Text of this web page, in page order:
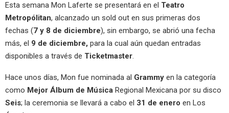
Esta semana Mon Laferte se presentará en el Teatro
Metropólitan, alcanzado un sold out en sus primeras dos
fechas (7 y 8 de diciembre), sin embargo, se abrió una fecha
más, el 9 de diciembre, para la cual aún quedan entradas
disponibles a través de Ticketmaster.
Hace unos días, Mon fue nominada al Grammy en la categoría
como Mejor Álbum de Música Regional Mexicana por su disco
Seis; la ceremonia se llevará a cabo el 31 de enero en Los